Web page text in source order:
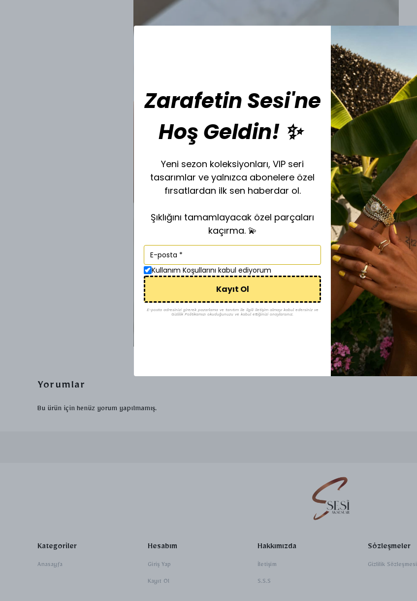
Yorumlar
Bu ürün için henüz yorum yapılmamış.
Kategoriler
Anasayfa
Hesabım
Giriş Yap
Kayıt Ol
Hakkımızda
İletişim
S.S.S
Sözleşmeler
Gizlilik Sözleşmesi
Zarafetin Sesi'ne
Hoş Geldin! ✨
Yeni sezon koleksiyonları, VIP seri
tasarımlar ve yalnızca abonelere özel
fırsatlardan ilk sen haberdar ol.
Şıklığını tamamlayacak özel parçaları
kaçırma. 💫
Kullanım Koşullarını kabul ediyorum
Kayıt Ol
E-posta adresinizi girerek pazarlama ve tanıtım ile ilgili iletişim almayı kabul edersiniz ve
Gizlilik Politikamızı okuduğunuzu ve kabul ettiğinizi onaylarsınız.